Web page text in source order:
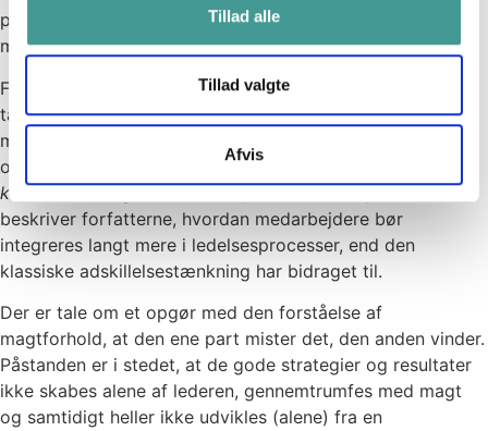
Tillad alle
Tillad valgte
Afvis
på involvering og integration, men det afgørende er det
mindset, der ligger bag.
Frisættende ledelse gør op den traditionelle ledelses-
tænkning, der i sin præmis sætter et afgørende skel
mellem ledere og medarbejdere – mellem dem, der leder,
og dem, der udfører. I bogenFrisættende ledelse –
kunsten at integrere medarbejdere i ledelsesprocesser,
beskriver forfatterne, hvordan medarbejdere bør
integreres langt mere i ledelsesprocesser, end den
klassiske adskillelsestænkning har bidraget til.
Der er tale om et opgør med den forståelse af
magtforhold, at den ene part mister det, den anden vinder.
Påstanden er i stedet, at de gode strategier og resultater
ikke skabes alene af lederen, gennemtrumfes med magt
og samtidigt heller ikke udvikles (alene) fra en